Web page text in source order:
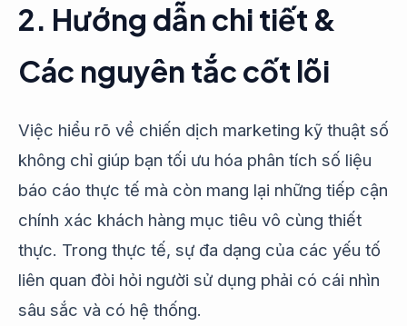
2. Hướng dẫn chi tiết &
Các nguyên tắc cốt lõi
Việc hiểu rõ về chiến dịch marketing kỹ thuật số
không chỉ giúp bạn tối ưu hóa phân tích số liệu
báo cáo thực tế mà còn mang lại những tiếp cận
chính xác khách hàng mục tiêu vô cùng thiết
thực. Trong thực tế, sự đa dạng của các yếu tố
liên quan đòi hỏi người sử dụng phải có cái nhìn
sâu sắc và có hệ thống.